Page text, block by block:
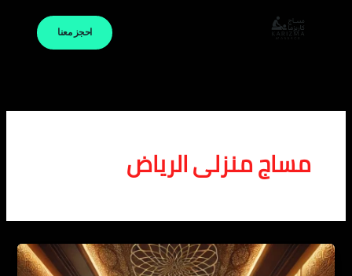
احجز معنا
مساج منزلى الرياض